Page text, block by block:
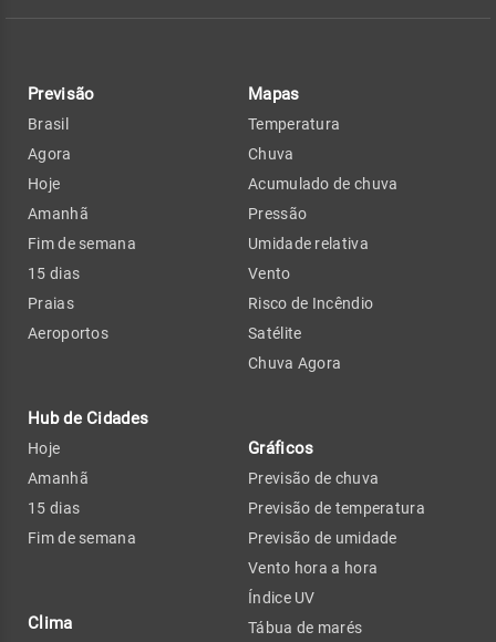
Previsão
Brasil
Agora
Hoje
Amanhã
Fim de semana
15 dias
Praias
Aeroportos
Hub de Cidades
Hoje
Amanhã
15 dias
Fim de semana
Clima
Mapas
Temperatura
Chuva
Acumulado de chuva
Pressão
Umidade relativa
Vento
Risco de Incêndio
Satélite
Chuva Agora
Gráficos
Previsão de chuva
Previsão de temperatura
Previsão de umidade
Vento hora a hora
Índice UV
Tábua de marés